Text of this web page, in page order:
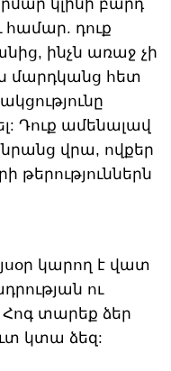
կլինի բարդ
համար. դուք
ինչն առաջ չի
մարդկանց հետ
Դուք ամենալավ
վրա, ովքեր
թերություններն
կարող է վատ
ու
տարեք ձեր
կտա ձեզ: